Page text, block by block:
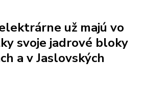
už majú vo
svoje jadrové bloky
a v Jaslovských